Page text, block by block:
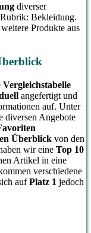
diverser
Bekleidung.
weitere Produkte aus
Vergleichstabelle
angefertigt und
auf. Unter
diversen Angebote
Überblick von den
wir eine Top 10
Artikel in eine
verschiedene
aufPlatz 1 jedoch